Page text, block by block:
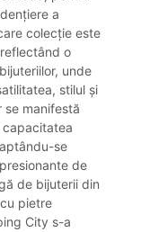
a
colecție este
o
unde
stilul și
se manifestă
capacitatea
se
de
de bijuterii din
pietre
City s-a